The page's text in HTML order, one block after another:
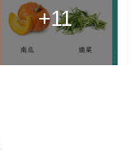
+11